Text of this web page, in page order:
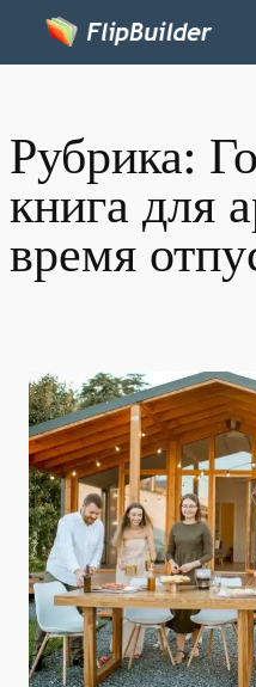
Рубрика:
книга для
время